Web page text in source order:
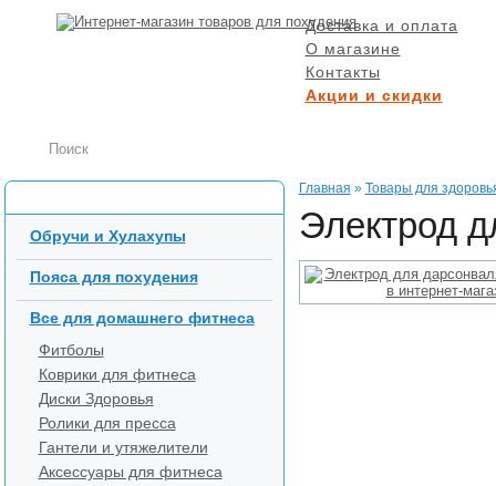
Доставка и оплата
О магазине
Контакты
Акции и скидки
Главная » Товары для
Электрод
Обручи и Хулахупы
Пояса для похудения
Все для домашнего фитнеса
Фитболы
Коврики для фитнеса
Диски Здоровья
Ролики для пресса
Гантели и утяжелители
Аксессуары для фитнеса